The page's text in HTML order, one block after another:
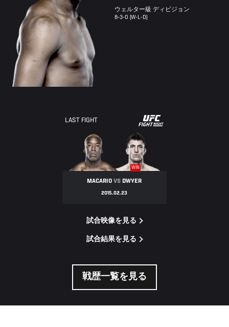
ウェルター級 ディビジョン
8-3-0 (W-L-D)
LAST FIGHT
UFC
FIGHT
NIGHT
WIN
MACARIOVS DWYER
2015.02.23
試合映像を見る
試合結果を見る
戦歴一覧を見る